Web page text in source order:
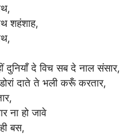
शहंशाह,
दुनियाँ दे विच सब दे नाल संसार,
दाते ते भली करूँ करतार,
ना हो जावे
बस,